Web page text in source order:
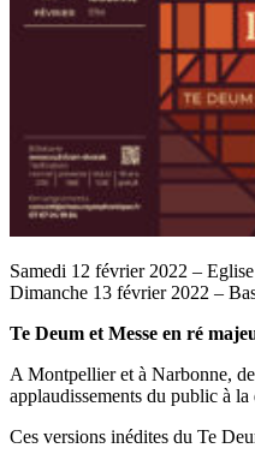
Samedi 12 février 2022 –
Dimanche 13 février 2022 –
Te Deum et Messe en ré
A Montpellier et à Narbonne,
applaudissements du public à
Ces versions inédites du Te